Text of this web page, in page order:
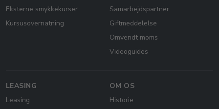
Eksterne smykkekurser
Kursusovernatning
Samarbejdspartner
Giftmeddelelse
Omvendt moms
Videoguides
LEASING
Leasing
OM OS
Historie